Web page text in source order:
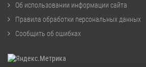
Об использовании информации сайта
Правила обработки персональных данных
Сообщить об ошибках